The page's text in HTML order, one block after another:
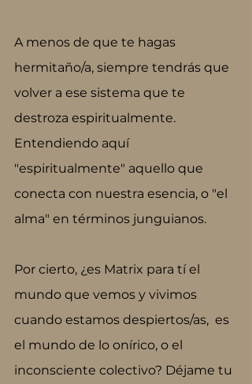
A menos de que te hagas
hermitaño/a, siempre tendrás que
volver a ese sistema que te
destroza espiritualmente.
Entendiendo aquí
"espiritualmente" aquello que
conecta con nuestra esencia, o "el
alma" en términos junguianos.
Por cierto, ¿es Matrix para tí el
mundo que vemos y vivimos
cuando estamos despiertos/as,  es
el mundo de lo onírico, o el
inconsciente colectivo? Déjame tu